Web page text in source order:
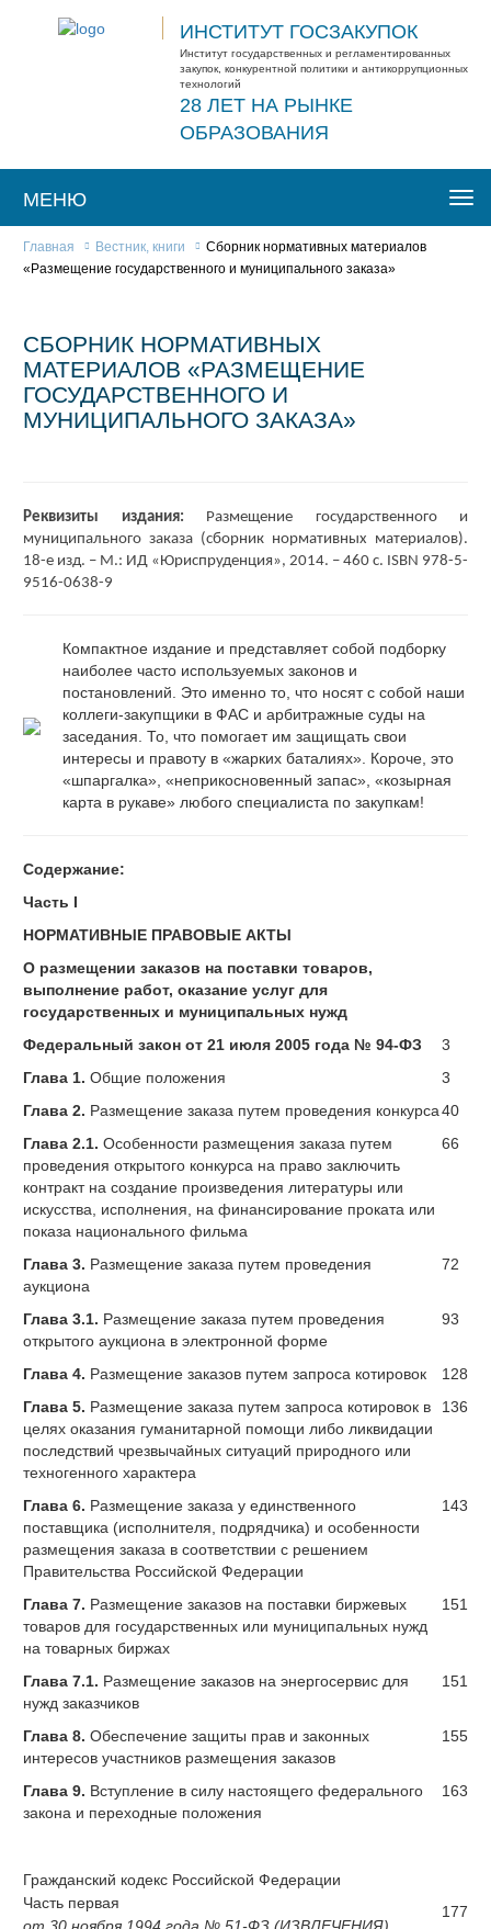
ИНСТИТУТ ГОСЗАКУПОК
Институт государственных и регламентированных
закупок, конкурентной политики и антикоррупционных
технологий
28 ЛЕТ НА РЫНКЕ
ОБРАЗОВАНИЯ
МЕНЮ
Главная Вестник, книги
Сборник нормативных материалов
«Размещение государственного и муниципального заказа»
СБОРНИК НОРМАТИВНЫХ
МАТЕРИАЛОВ «РАЗМЕЩЕНИЕ
ГОСУДАРСТВЕННОГО И
МУНИЦИПАЛЬНОГО ЗАКАЗА»
Реквизиты издания: Размещение государственного и
муниципального заказа (сборник нормативных материалов).
18-е изд. – М.: ИД «Юриспруденция», 2014. – 460 с. ISBN 978-5-
9516-0638-9
Компактное издание и представляет собой подборку
наиболее часто используемых законов и
постановлений. Это именно то, что носят с собой наши
коллеги-закупщики в ФАС и арбитражные суды на
заседания. То, что помогает им защищать свои
интересы и правоту в «жарких баталиях». Короче, это
«шпаргалка», «неприкосновенный запас», «козырная
карта в рукаве» любого специалиста по закупкам!
Содержание:
Часть I
НОРМАТИВНЫЕ ПРАВОВЫЕ АКТЫ
О размещении заказов на поставки товаров,
выполнение работ, оказание услуг для
государственных и муниципальных нужд
Федеральный закон от 21 июля 2005 года № 94-ФЗ
3
Глава 1. Общие положения
3
Глава 2. Размещение заказа путем проведения конкурса40
Глава 2.1. Особенности размещения заказа путем
проведения открытого конкурса на право заключить
контракт на создание произведения литературы или
искусства, исполнения, на финансирование проката или
показа национального фильма
66
Глава 3. Размещение заказа путем проведения
аукциона
72
Глава 3.1. Размещение заказа путем проведения
открытого аукциона в электронной форме
93
Глава 4. Размещение заказов путем запроса котировок
128
Глава 5. Размещение заказа путем запроса котировок в
целях оказания гуманитарной помощи либо ликвидации
последствий чрезвычайных ситуаций природного или
техногенного характера
136
Глава 6. Размещение заказа у единственного
поставщика (исполнителя, подрядчика) и особенности
размещения заказа в соответствии с решением
Правительства Российской Федерации
143
Глава 7. Размещение заказов на поставки биржевых
товаров для государственных или муниципальных нужд
на товарных биржах
151
Глава 7.1. Размещение заказов на энергосервис для
нужд заказчиков
151
Глава 8. Обеспечение защиты прав и законных
интересов участников размещения заказов
155
Глава 9. Вступление в силу настоящего федерального
закона и переходные положения
163
Гражданский кодекс Российской Федерации
Часть первая
177